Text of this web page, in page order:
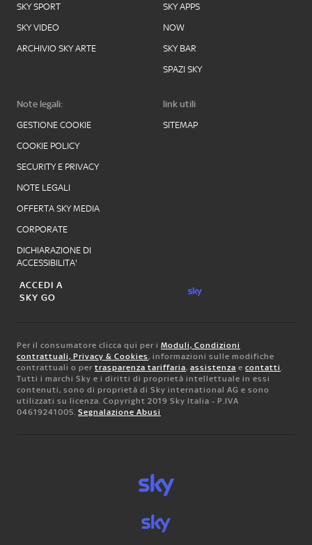
SKY SPORT
SKY VIDEO
ARCHIVIO SKY ARTE
SKY APPS
NOW
SKY BAR
SPAZI SKY
Note legali:
GESTIONE COOKIE
COOKIE POLICY
SECURITY E PRIVACY
NOTE LEGALI
OFFERTA SKY MEDIA
CORPORATE
DICHIARAZIONE DI
ACCESSIBILITA'
link utili
SITEMAP
ACCEDI A
SKY GO
Per il consumatore clicca qui per i Moduli, Condizioni
contrattuali, Privacy & Cookies, informazioni sulle modifiche
contrattuali o per trasparenza tariffaria, assistenza e contatti.
Tutti i marchi Sky e i diritti di proprietà intellettuale in essi
contenuti, sono di proprietà di Sky international AG e sono
utilizzati su licenza. Copyright 2019 Sky Italia - P.IVA
04619241005. Segnalazione Abusi